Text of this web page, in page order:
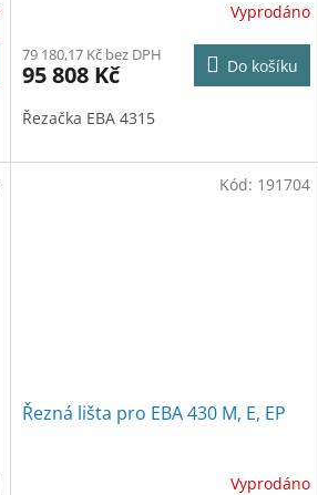
Vyprodáno
79 180,17 Kč bez DPH
95 808 Kč Do košíku
Řezačka EBA 4315
Řezná lišta pro EBA 430 M, E, EP
Vyprodáno
Kód: 191704